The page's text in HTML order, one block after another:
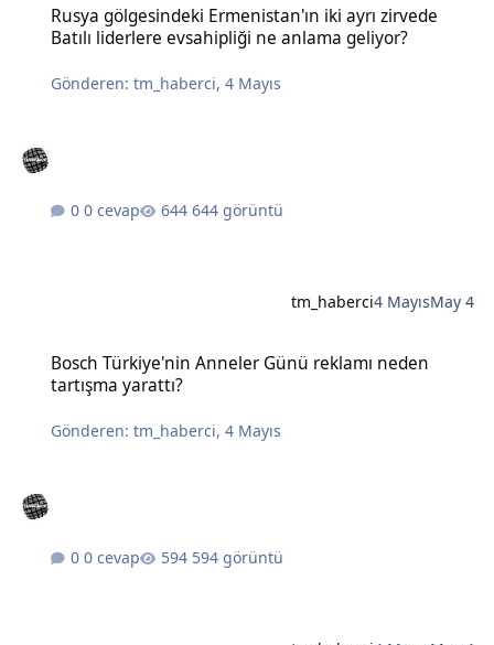
Rusya gölgesindeki Ermenistan'ın iki ayrı zirvede
Batılı liderlere evsahipliği ne anlama geliyor?
Gönderen:tm_haberci,4 Mayıs
0 cevap 644 görüntü
tm_haberci4 MayısMay 4
Bosch Türkiye'nin Anneler Günü reklamı neden
tartışma yarattı?
Gönderen:tm_haberci,4 Mayıs
0 cevap 594 görüntü